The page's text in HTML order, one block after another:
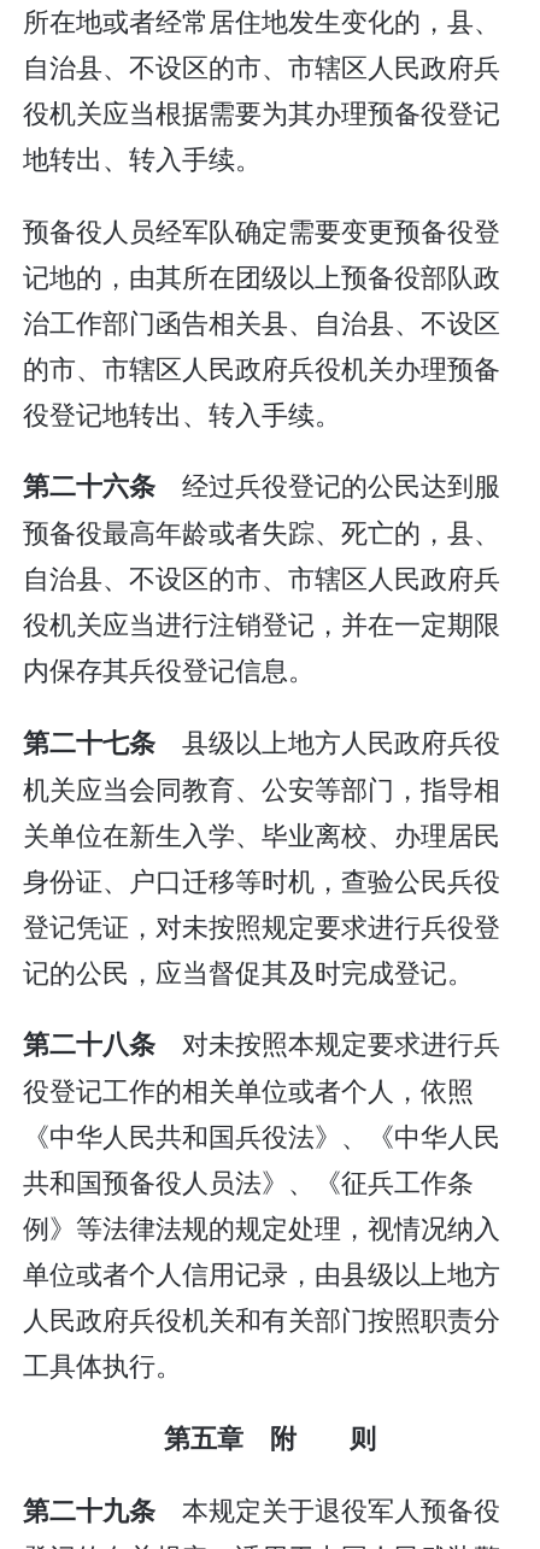
所在地或者经常居住地发生变化的，县、
自治县、不设区的市、市辖区人民政府兵
役机关应当根据需要为其办理预备役登记
地转出、转入手续。
预备役人员经军队确定需要变更预备役登
记地的，由其所在团级以上预备役部队政
治工作部门函告相关县、自治县、不设区
的市、市辖区人民政府兵役机关办理预备
役登记地转出、转入手续。
第二十六条经过兵役登记的公民达到服
预备役最高年龄或者失踪、死亡的，县、
自治县、不设区的市、市辖区人民政府兵
役机关应当进行注销登记，并在一定期限
内保存其兵役登记信息。
第二十七条县级以上地方人民政府兵役
机关应当会同教育、公安等部门，指导相
关单位在新生入学、毕业离校、办理居民
身份证、户口迁移等时机，查验公民兵役
登记凭证，对未按照规定要求进行兵役登
记的公民，应当督促其及时完成登记。
第二十八条对未按照本规定要求进行兵
役登记工作的相关单位或者个人，依照
《中华人民共和国兵役法》、《中华人民
共和国预备役人员法》、《征兵工作条
例》等法律法规的规定处理，视情况纳入
单位或者个人信用记录，由县级以上地方
人民政府兵役机关和有关部门按照职责分
工具体执行。
第五章 附 则
第二十九条 本规定关于退役军人预备役